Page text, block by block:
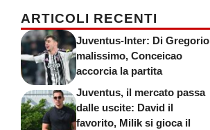
ARTICOLI RECENTI
Juventus-Inter: Di Gregorio
malissimo, Conceicao
accorcia la partita
Juventus, il mercato passa
dalle uscite: David il
favorito, Milik si gioca il